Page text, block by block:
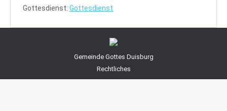
Gottesdienst: Gottesdienst
Gemeinde Gottes Duisburg
Rechtliches